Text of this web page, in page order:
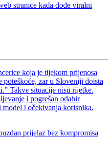
stranice kada dođe viralni
koja je tijekom prijenosa
zar u Sloveniji doista
Takve situacije nisu rijetke.
i pogrešan odabir
i očekivanja korisnika.
prijelaz bez kompromisa